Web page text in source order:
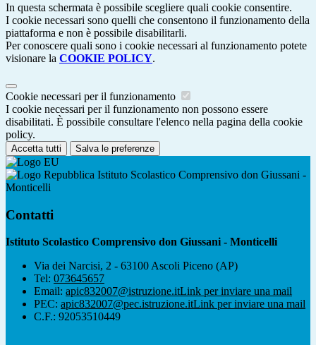
In questa schermata è possibile scegliere quali cookie consentire.
I cookie necessari sono quelli che consentono il funzionamento della
piattaforma e non è possibile disabilitarli.
Per conoscere quali sono i cookie necessari al funzionamento potete
visionare la COOKIE POLICY.
Cookie necessari per il funzionamento
I cookie necessari per il funzionamento non possono essere
disabilitati. È possibile consultare l'elenco nella pagina della cookie
policy.
Accetta tutti Salva le preferenze
Istituto Scolastico Comprensivo don Giussani -
Monticelli
Contatti
Istituto Scolastico Comprensivo don Giussani - Monticelli
Via dei Narcisi, 2 - 63100 Ascoli Piceno (AP)
Tel: 073645657
Email: apic832007@istruzione.itLink per inviare una mail
PEC: apic832007@pec.istruzione.itLink per inviare una mail
C.F.: 92053510449